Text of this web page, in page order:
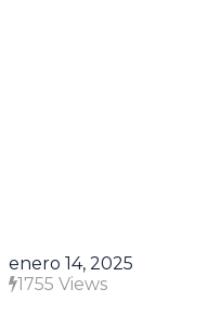
enero 14, 2025
1755 Views